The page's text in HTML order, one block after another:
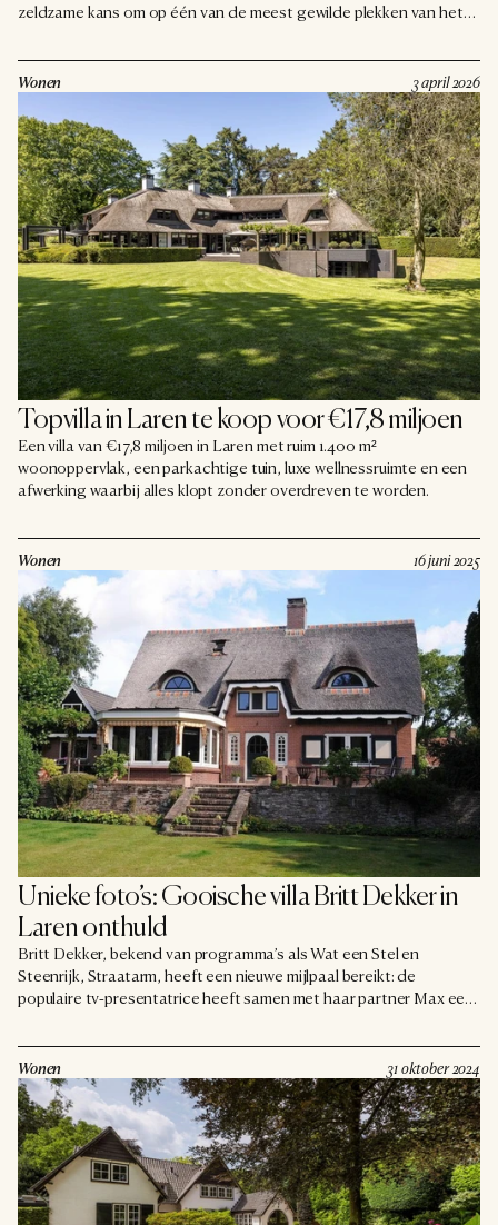
zeldzame kans om op één van de meest gewilde plekken van het
Wonen 3 april 2026
Topvilla in Laren te koop voor €17,8 miljoen
Een villa van €17,8 miljoen in Laren met ruim 1.400 m²
woonoppervlak, een parkachtige tuin, luxe wellnessruimte en een
afwerking waarbij alles klopt zonder overdreven te worden.
Wonen 16 juni 2025
Unieke foto’s: Gooische villa Britt Dekker in
Laren onthuld
Britt Dekker, bekend van programma’s als Wat een Stel en
Steenrijk, Straatarm, heeft een nieuwe mijlpaal bereikt: de
populaire tv-presentatrice heeft samen met haar partner Max een
ze officieel een Gooische Vrouw – en dat is groot nieuws in BN’er-
land.
Wonen 31 oktober 2024